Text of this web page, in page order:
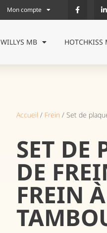
Mon compte
WILLYS MB HOTCHKISS
Accueil / Frein / Set de
SET DE
DE
FREIN